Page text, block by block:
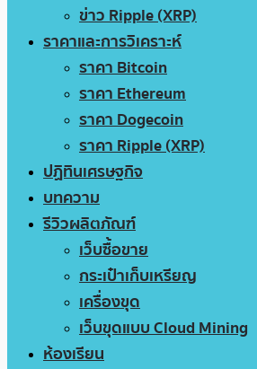
ข่าว Ripple (XRP)
ราคาและการวิเคราะห์
ราคา Bitcoin
ราคา Ethereum
ราคา Dogecoin
ราคา Ripple (XRP)
ปฏิทินเศรษฐกิจ
บทความ
รีวิวผลิตภัณฑ์
เว็บซื้อขาย
กระเป๋าเก็บเหรียญ
เครื่องขุด
เว็บขุดแบบ Cloud Mining
ห้องเรียน